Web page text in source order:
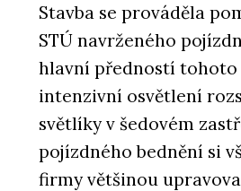
Stavba se prováděla
STÚ navrženého
hlavní předností tohoto
intenzivní osvětlení
světlíky v šedovém
pojízdného bednění si
firmy většinou